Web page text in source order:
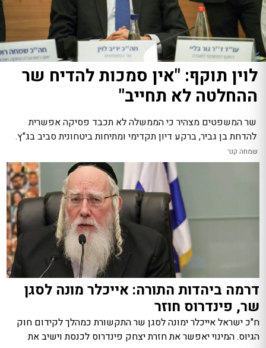
דרמה ביהדות התורה: אייכלר מונה לסגן
שר, פינדרוס חוזר
ח"כ ישראל אייכלר ימונה לסגן שר התקשורת כמהלך לקידום חוק
הגיוס. המינוי יאפשר את חזרת יצחק פינדרוס לכנסת וישיב את
לוין תוקף: "אין סמכות להדיח שר
ההחלטה לא תחייב"
שר המשפטים מצהיר כי הממשלה לא תכבד פסיקה אפשרית
להדחת בן גביר, ברקע דיון תקדימי ומתיחות ביטחונית סביב בג"ץ.
שמחה קנר